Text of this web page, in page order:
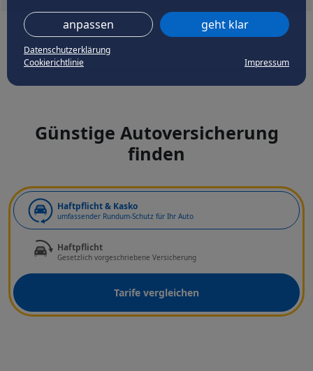
anpassen geht klar
Datenschutzerklärung
Cookierichtlinie
Impressum
Günstige Autoversicherung
finden
Haftpflicht & Kasko
umfassender Rundum-Schutz für Ihr Auto
Haftpflicht
Gesetzlich vorgeschriebene Versicherung
Tarife vergleichen